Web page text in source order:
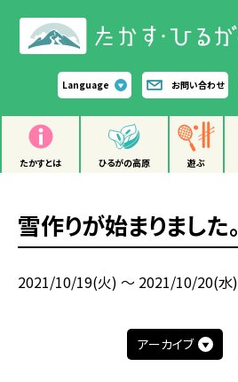
Language お問い合わせ
たかすとは ひるがの高原 遊ぶ
雪作りが始まりました。
2021/10/19(火) ～ 2021/10/20(水)
アーカイブ